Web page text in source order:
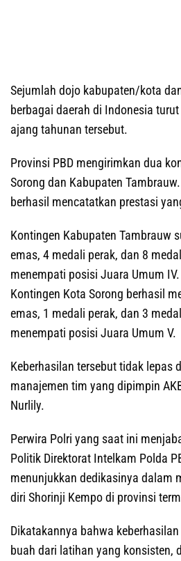
Sejumlah dojo kabupaten/kota
berbagai daerah di Indonesia
ajang tahunan tersebut.
Provinsi PBD mengirimkan dua
Sorong dan Kabupaten
berhasil mencatatkan prestasi
Kontingen Kabupaten Tambrauw
emas, 4 medali perak, dan 8
menempati posisi Juara Umum
Kontingen Kota Sorong berhasil
emas, 1 medali perak, dan 3
menempati posisi Juara Umum V.
Keberhasilan tersebut tidak lepas
manajemen tim yang dipimpin
Nurlily.
Perwira Polri yang saat ini
Politik Direktorat Intelkam Polda
menunjukkan dedikasinya dalam
diri Shorinji Kempo di provinsi
Dikatakannya bahwa
buah dari latihan yang konsisten,